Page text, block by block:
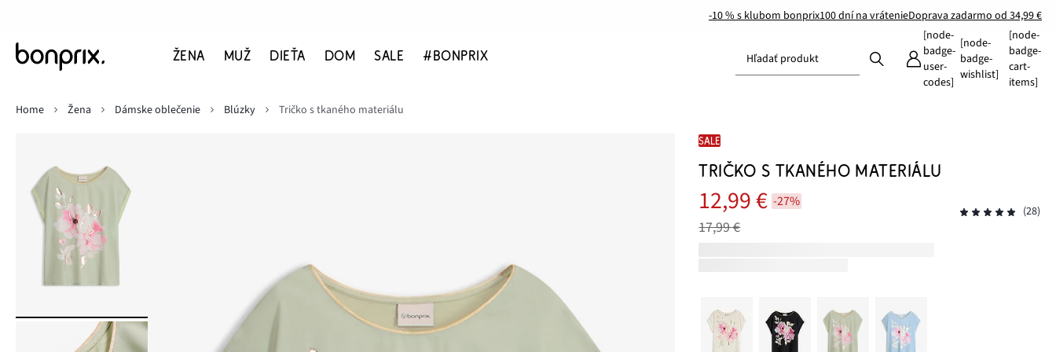
-10 % s klubom bonprix100 dní na vrátenieDoprava zadarmo od 34,99 €
ŽENA MUŽ DIEŤA DOM SALE #BONPRIX Hľadať produkt
[node-
badge-
user-
codes]
[node-
badge-
wishlist]
[node-
badge-
cart-
items]
Home
Žena Dámske oblečenie Blúzky Tričko s tkaného materiálu
SALE
TRIČKO S TKANÉHO MATERIÁLU
12,99 € -27%
17,99 €
(28)